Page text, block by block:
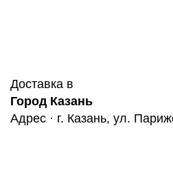
Доставка в
Город Казань
Адрес · г. Казань, ул.